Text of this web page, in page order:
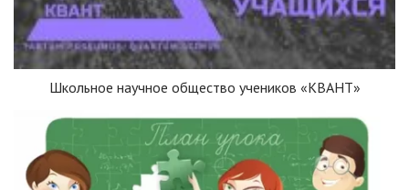
Школьное научное общество учеников «КВАНТ»